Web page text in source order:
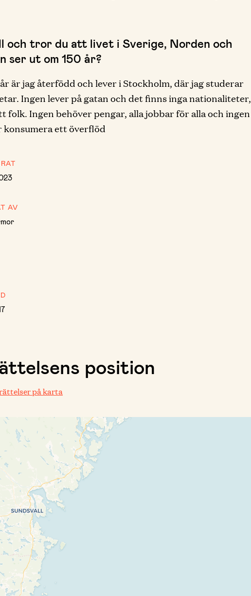
och tror du att livet i Sverige, Norden och
ser ut om 150 år?
år är jag återfödd och lever i Stockholm, där jag studerar
Ingen lever på gatan och det finns inga nationaliteter,
folk. Ingen behöver pengar, alla jobbar för alla och ingen
konsumera ett överflöd
AV
position
på karta